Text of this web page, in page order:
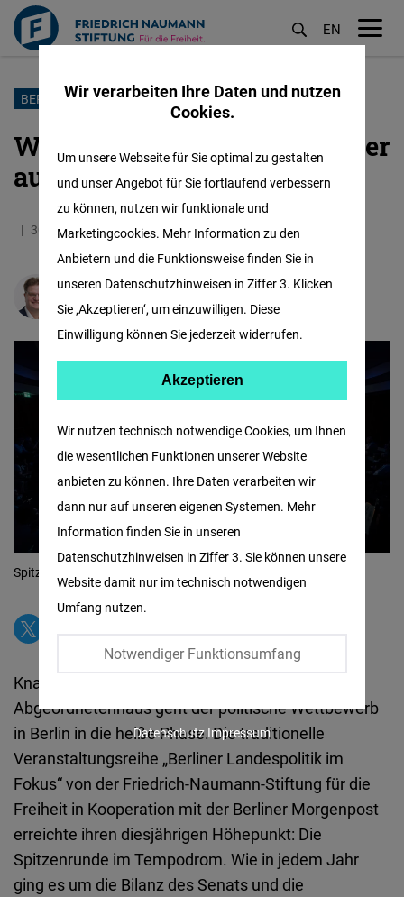
Direkt
Inhalt
EN
BERLINER SPITZENRUNDE
Wie die Parteien Berlin wieder
auf Kurs bringen wollen
30.06.2026 7.4 Minuten Deutschland
Spitzenrunde im Berliner Tempodrom
Knapp drei Monate vor der Wahl zum
Abgeordnetenhaus geht der politische Wettbewerb
in Berlin in die heiße Phase. Die traditionelle
Veranstaltungsreihe „Berliner Landespolitik im
Fokus“ von der Friedrich-Naumann-Stiftung für die
Freiheit in Kooperation mit der Berliner Morgenpost
erreichte ihren diesjährigen Höhepunkt: Die
Spitzenrunde im Tempodrom. Wie in jedem Jahr
ging es um die Bilanz des Senats und die
Wir verarbeiten Ihre Daten und nutzen
Cookies.
Wir nutzen technisch notwendige Cookies, um Ihnen
die wesentlichen Funktionen unserer Website
anbieten zu können. Ihre Daten verarbeiten wir
dann nur auf unseren eigenen Systemen. Mehr
Information finden Sie in unseren
Datenschutzhinweisen in Ziffer 3. Sie können unsere
Website damit nur im technisch notwendigen
Umfang nutzen.
Notwendiger Funktionsumfang
Um unsere Webseite für Sie optimal zu gestalten
und unser Angebot für Sie fortlaufend verbessern
zu können, nutzen wir funktionale und
Marketingcookies. Mehr Information zu den
Anbietern und die Funktionsweise finden Sie in
unseren Datenschutzhinweisen in Ziffer 3. Klicken
Sie ‚Akzeptieren‘, um einzuwilligen. Diese
Einwilligung können Sie jederzeit widerrufen.
Facebook
Embed
Twitter
Embed
Instagram
Embed
Google
Maps
Embed
Cloudinary
Akzeptieren Akzeptieren
Datenschutz Impressum